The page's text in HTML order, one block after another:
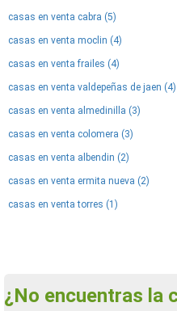
casas en venta cabra (5)
casas en venta moclin (4)
casas en venta frailes (4)
casas en venta valdepeñas de jaen (4)
casas en venta almedinilla (3)
casas en venta colomera (3)
casas en venta albendin (2)
casas en venta ermita nueva (2)
casas en venta torres (1)
¿No encuentras la casa en venta que